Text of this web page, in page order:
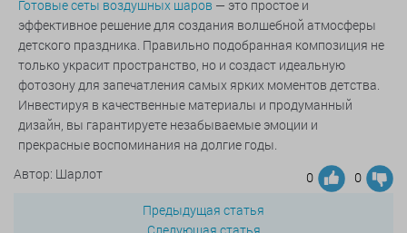
Готовые сеты воздушных шаров — это простое и
эффективное решение для создания волшебной атмосферы
детского праздника. Правильно подобранная композиция не
только украсит пространство, но и создаст идеальную
фотозону для запечатления самых ярких моментов детства.
Инвестируя в качественные материалы и продуманный
дизайн, вы гарантируете незабываемые эмоции и
прекрасные воспоминания на долгие годы.
Автор: Шарлот
0
0
Предыдущая статья